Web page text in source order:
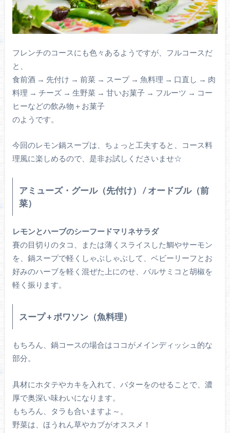
フレンチのコースにも色々あるようですが、フルコースだ
と、
食前酒 → 先付け → 前菜 → スープ → 魚料理 → 口直し → 肉
料理 → チーズ → 生野菜 → 甘いお菓子 → フルーツ → コー
ヒーなどの飲み物＋お菓子
のようです。
今回のレモン鍋スープは、ちょっと工夫すると、コース料
理風に楽しめるので、是非お試しくださいませ☆
アミューズ・グール（先付け） / オードブル（前
菜）
レモンとハーブのシーフードマリネサラダ
賽の目切りのタコ、または薄くスライスした鯛やサーモン
を、鍋スープで軽くしゃぶしゃぶして、ベビーリーフとお
好みのハーブを軽く混ぜた上にのせ、バルサミコと胡椒を
軽く振ります。
スープ + ポワソン（魚料理）
もちろん、鍋コースの場合はココがメインディッシュ的な
部分。
具材にホタテやカキを入れて、バターをのせることで、濃
厚で奥深い味わいになります。
もちろん、タラも合いますよ～。
野菜は、ほうれん草やカブがオススメ！